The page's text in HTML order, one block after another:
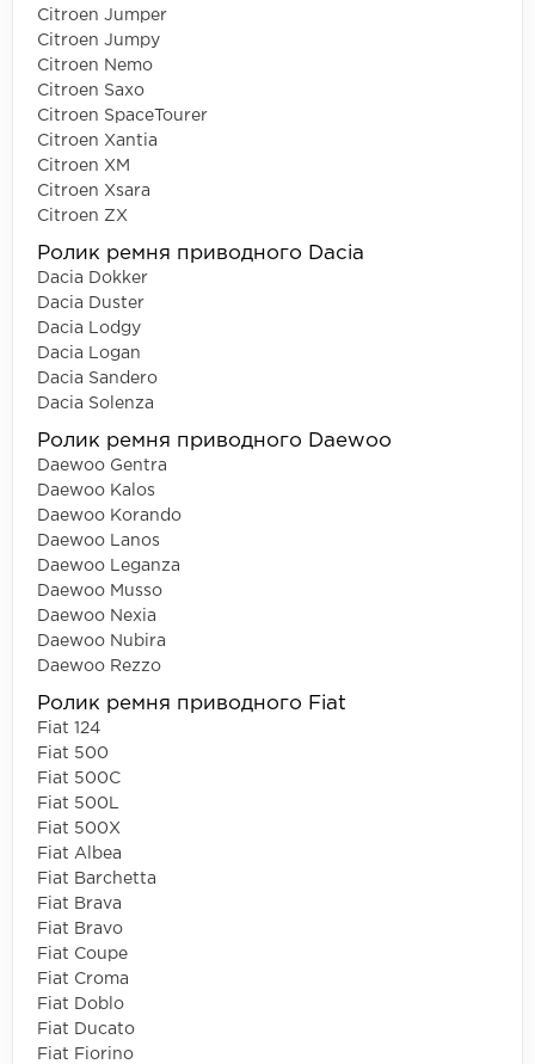
Citroen Jumper
Citroen Jumpy
Citroen Nemo
Citroen Saxo
Citroen SpaceTourer
Citroen Xantia
Citroen XM
Citroen Xsara
Citroen ZX
Ролик ремня приводного Dacia
Dacia Dokker
Dacia Duster
Dacia Lodgy
Dacia Logan
Dacia Sandero
Dacia Solenza
Ролик ремня приводного Daewoo
Daewoo Gentra
Daewoo Kalos
Daewoo Korando
Daewoo Lanos
Daewoo Leganza
Daewoo Musso
Daewoo Nexia
Daewoo Nubira
Daewoo Rezzo
Ролик ремня приводного Fiat
Fiat 124
Fiat 500
Fiat 500C
Fiat 500L
Fiat 500X
Fiat Albea
Fiat Barchetta
Fiat Brava
Fiat Bravo
Fiat Coupe
Fiat Croma
Fiat Doblo
Fiat Ducato
Fiat Fiorino